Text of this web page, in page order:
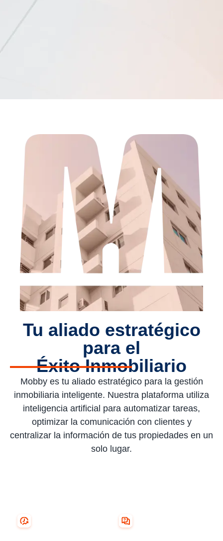
Tu aliado estratégico
para el
Éxito Inmobiliario
Mobby es tu aliado estratégico para la gestión
inmobiliaria inteligente. Nuestra plataforma utiliza
inteligencia artificial para automatizar tareas,
optimizar la comunicación con clientes y
centralizar la información de tus propiedades en un
solo lugar.